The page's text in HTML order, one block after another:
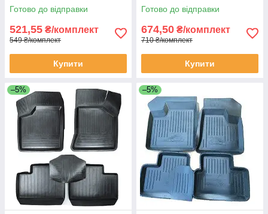
Готово до відправки
521,55 ₴/комплект
549 ₴/комплект
Купити
Готово до відправки
674,50 ₴/комплект
710 ₴/комплект
Купити
–5% –5%